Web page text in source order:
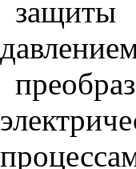
защиты